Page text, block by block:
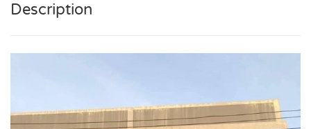
Description